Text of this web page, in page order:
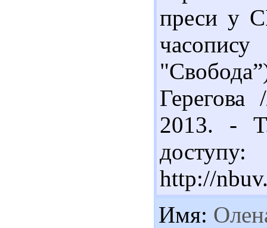
преси у
Герегова
2013. -
доступу:
http://
Имя: